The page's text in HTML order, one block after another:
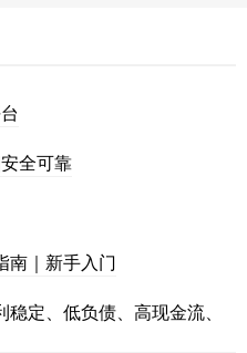
全可靠
南｜新手入门
定、低负债、高现金流、